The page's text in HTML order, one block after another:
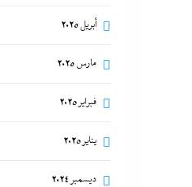
أبريل 2025
مارس 2025
فبراير 2025
يناير 2025
ديسمبر 2024